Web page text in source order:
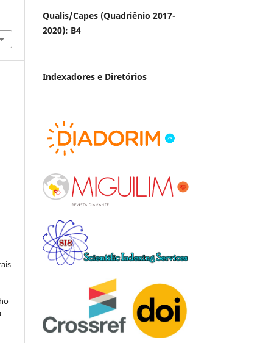
Qualis/Capes (Quadriênio 2017-
2020): B4
Indexadores e Diretórios